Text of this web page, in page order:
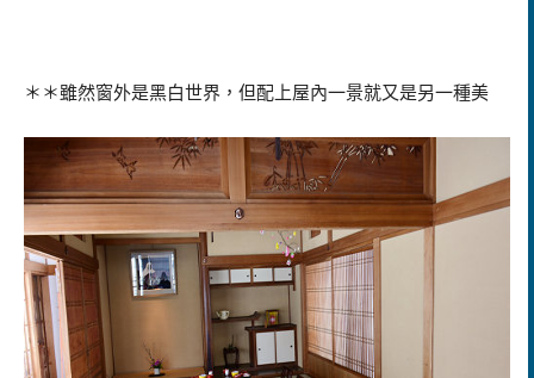
＊＊雖然窗外是黑白世界，但配上屋內一景就又是另一種美